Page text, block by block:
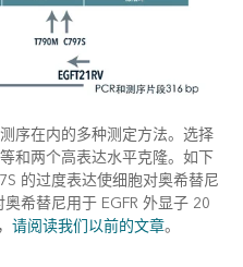
序在内的多种测定方法。选择
和两个高表达水平克隆。如下
的过度表达使细胞对奥希替尼
希替尼用于 EGFR 外显子 20
请阅读我们以前的文章。